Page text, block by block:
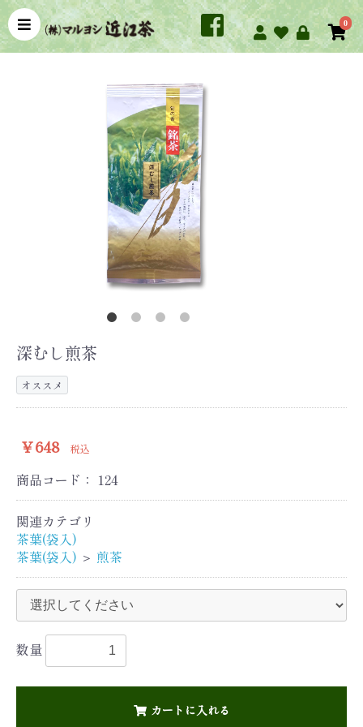
0
深むし煎茶
オススメ
￥648 税込
商品コード： 124
関連カテゴリ
茶葉(袋入)
茶葉(袋入) ＞ 煎茶
数量
カートに入れる